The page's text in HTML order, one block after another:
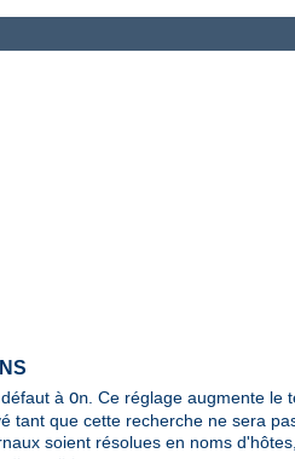
à On. Ce réglage augmente le
que cette recherche ne sera
soient résolues en noms